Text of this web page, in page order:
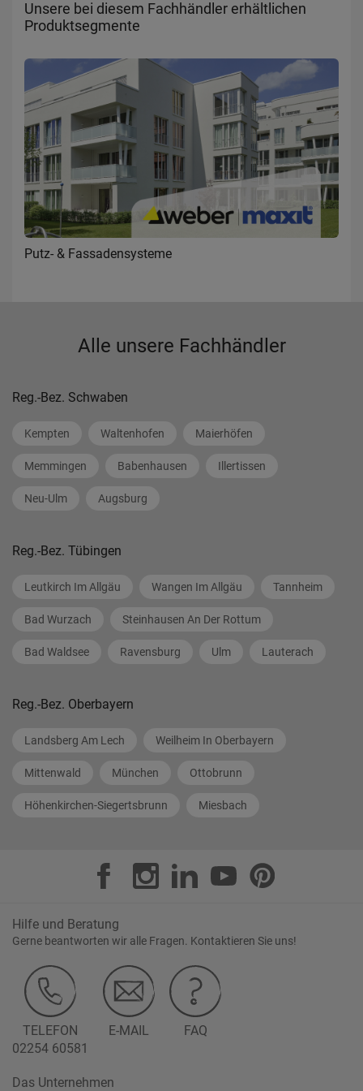
Unsere bei diesem Fachhändler erhältlichen
Produktsegmente
Putz- & Fassadensysteme
Alle unsere Fachhändler
Reg.-Bez. Schwaben
Kempten Waltenhofen Maierhöfen
Memmingen Babenhausen Illertissen
Neu-Ulm Augsburg
Reg.-Bez. Tübingen
Leutkirch Im Allgäu Wangen Im Allgäu Tannheim
Bad Wurzach Steinhausen An Der Rottum
Bad Waldsee Ravensburg Ulm Lauterach
Reg.-Bez. Oberbayern
Landsberg Am Lech Weilheim In Oberbayern
Mittenwald München Ottobrunn
Höhenkirchen-Siegertsbrunn Miesbach
Hilfe und Beratung
Gerne beantworten wir alle Fragen. Kontaktieren Sie uns!
TELEFON
02254 60581
E-MAIL FAQ
Das Unternehmen